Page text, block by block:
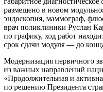
размещено в новом
эндоскопия, маммограф,
врач поликлиники Руслан
по графику, ход работ
срок сдачи модуля — до
Модернизация первичного
из важных направлений
«Продолжительная и
по решению Президента